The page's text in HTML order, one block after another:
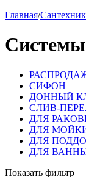
Главная/
СИФОН
ДОННЫЙ
СЛИВ-
ДЛЯ
ДЛЯ
ДЛЯ
ДЛЯ
Показать фильтр